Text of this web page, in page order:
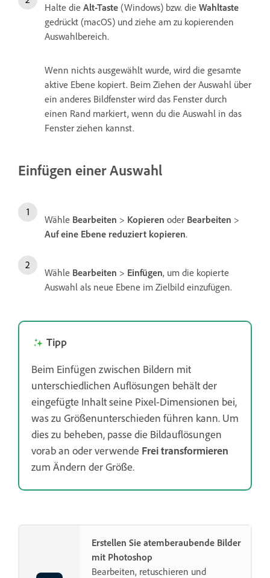
Halte die Alt-Taste (Windows) bzw. die Wahltaste
gedrückt (macOS) und ziehe am zu kopierenden
Auswahlbereich.
Wenn nichts ausgewählt wurde, wird die gesamte
aktive Ebene kopiert. Beim Ziehen der Auswahl über
ein anderes Bildfenster wird das Fenster durch
einen Rand markiert, wenn du die Auswahl in das
Fenster ziehen kannst.
Einfügen einer Auswahl
Wähle Bearbeiten > Kopieren oder Bearbeiten >
Auf eine Ebene reduziert kopieren.
Wähle Bearbeiten > Einfügen, um die kopierte
Auswahl als neue Ebene im Zielbild einzufügen.
Tipp
Beim Einfügen zwischen Bildern mit
unterschiedlichen Auflösungen behält der
eingefügte Inhalt seine Pixel-Dimensionen bei,
was zu Größenunterschieden führen kann. Um
dies zu beheben, passe die Bildauflösungen
vorab an oder verwende Frei transformieren
zum Ändern der Größe.
Erstellen Sie atemberaubende Bilder
mit Photoshop
Bearbeiten, retuschieren und